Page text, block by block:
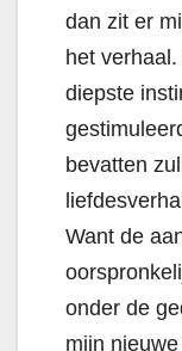
dan zit er
het
diepste
bevatten
Want de
onder de
mijn